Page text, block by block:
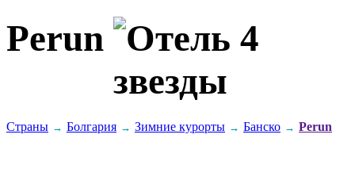
Perun
Страны → Болгария → Зимние курорты → Банско → Perun